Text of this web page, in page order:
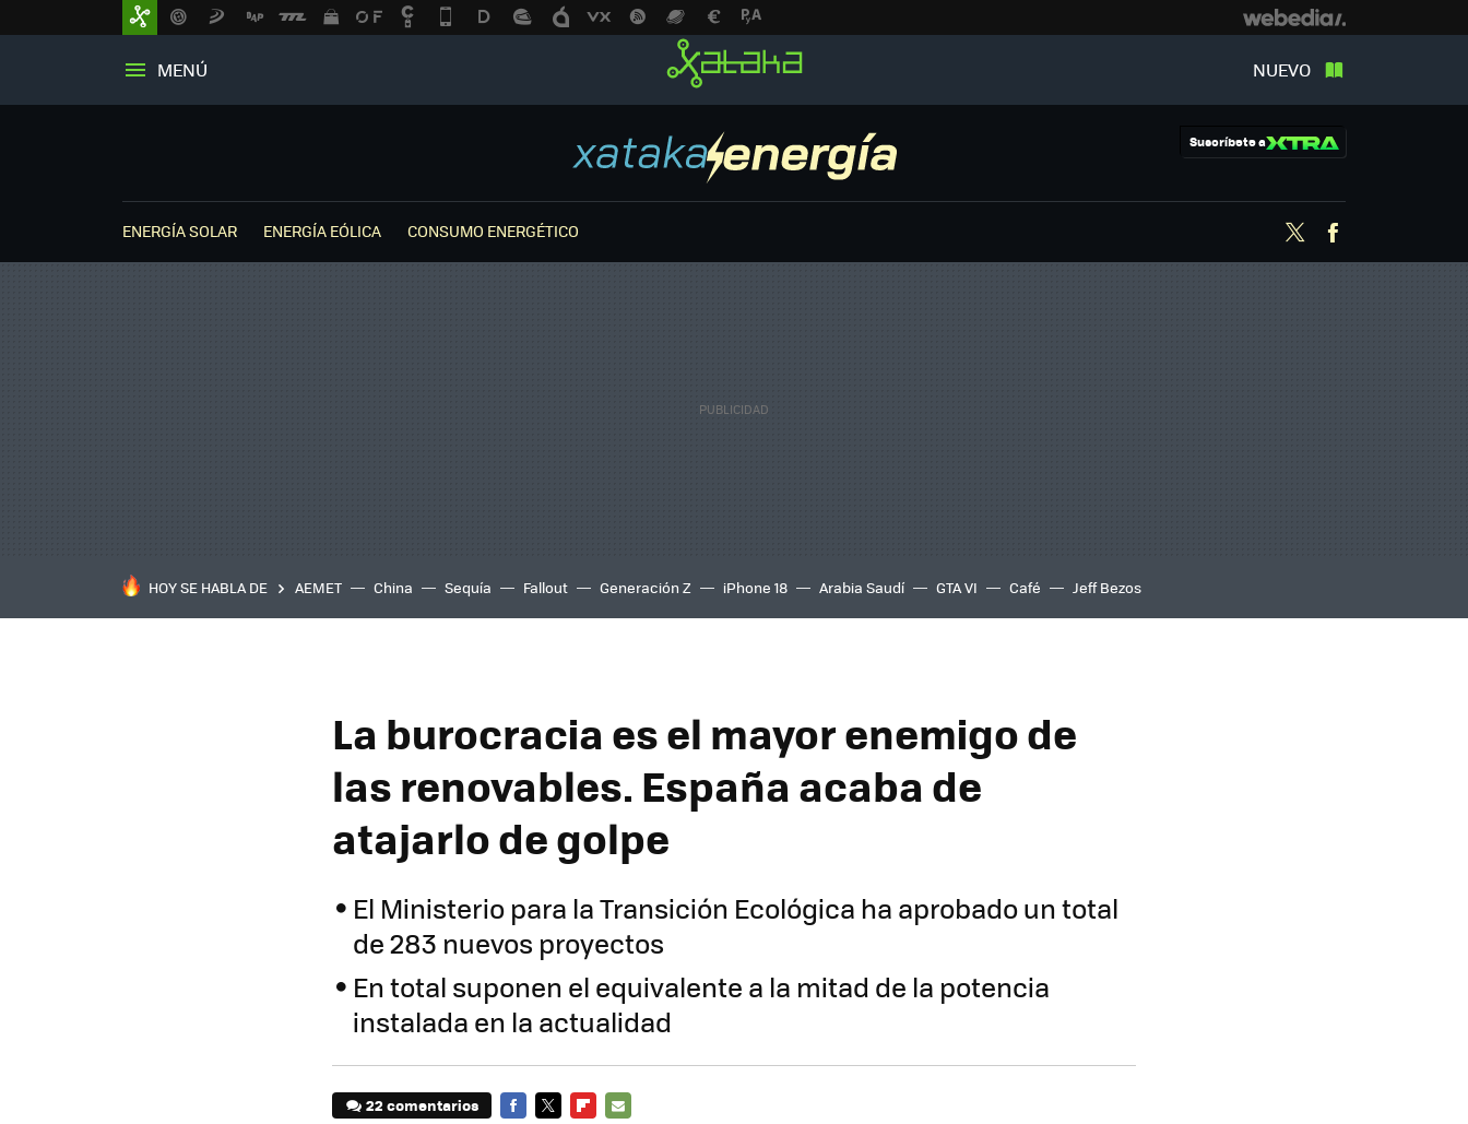
MENÚ NUEVO
Suscríbete a
ENERGÍA SOLAR ENERGÍA EÓLICA CONSUMO ENERGÉTICO Twitter
HOY SE HABLA DE AEMET China Sequía Fallout Generación Z iPhone 18 Arabia Saudí GTA VI Café Jeff Bezos
La burocracia es el mayor enemigo de
las renovables. España acaba de
atajarlo de golpe
El Ministerio para la Transición Ecológica ha aprobado un total
de 283 nuevos proyectos
En total suponen el equivalente a la mitad de la potencia
instalada en la actualidad
22 comentarios